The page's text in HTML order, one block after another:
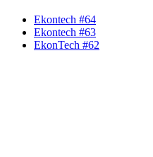
Ekontech #64
Ekontech #63
EkonTech #62